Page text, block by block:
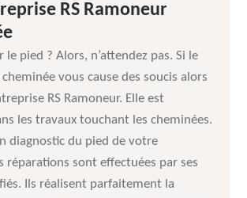
RS Ramoneur
le pied ? Alors, n’attendez pas. Si le
vous cause des soucis alors
RS Ramoneur. Elle est
les travaux touchant les cheminées.
diagnostic du pied de votre
réparations sont effectuées par ses
Ils réalisent parfaitement la